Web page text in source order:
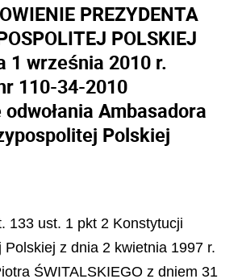
PREZYDENTA
POLSKIEJ
1 września 2010 r.
110-34-2010
Ambasadora
Polskiej
133 ust. 1 pkt 2 Konstytucji
Polskiej z dnia 2 kwietnia 1997 r.
ŚWITALSKIEGO z dniem 31